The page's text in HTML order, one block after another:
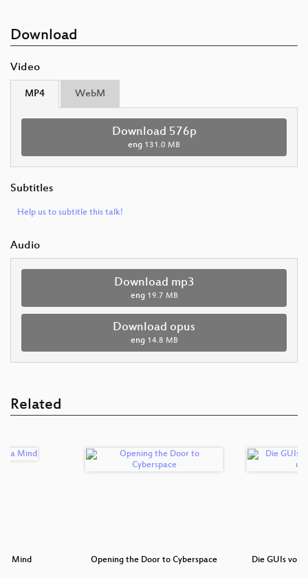
Download
Video
MP4 WebM
Download 576p
eng 131.0 MB
Subtitles
Help us to subtitle this talk!
Audio
Download mp3
eng 19.7 MB
Download opus
eng 14.8 MB
Related
a Mind Opening the Door to Cyberspace
Die GUIs von